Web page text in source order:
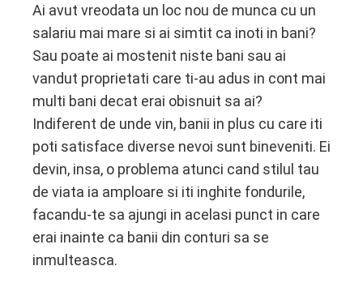
Ai avut vreodata un loc nou de munca cu un
salariu mai mare si ai simtit ca inoti in bani?
Sau poate ai mostenit niste bani sau ai
vandut proprietati care ti-au adus in cont mai
multi bani decat erai obisnuit sa ai?
Indiferent de unde vin, banii in plus cu care iti
poti satisface diverse nevoi sunt bineveniti. Ei
devin, insa, o problema atunci cand stilul tau
de viata ia amploare si iti inghite fondurile,
facandu-te sa ajungi in acelasi punct in care
erai inainte ca banii din conturi sa se
inmulteasca.